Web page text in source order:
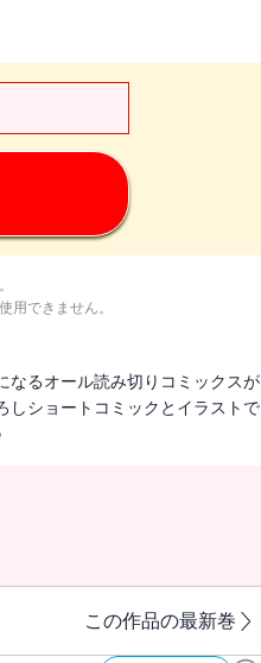
用できません。
るオール読み切りコミックスが
ショートコミックとイラストで
この作品の最新巻